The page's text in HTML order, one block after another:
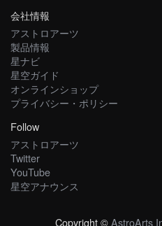
会社情報
アストロアーツ
製品情報
星ナビ
星空ガイド
オンラインショップ
プライバシー・ポリシー
Follow
アストロアーツ
Twitter
YouTube
星空アナウンス
Copyright ©AstroArts